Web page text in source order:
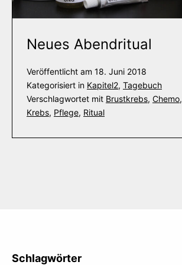
Neues Abendritual
Veröffentlicht am 18. Juni 2018
Kategorisiert in Kapitel2, Tagebuch
Verschlagwortet mit Brustkrebs, Chemo,
Krebs, Pflege, Ritual
Schlagwörter